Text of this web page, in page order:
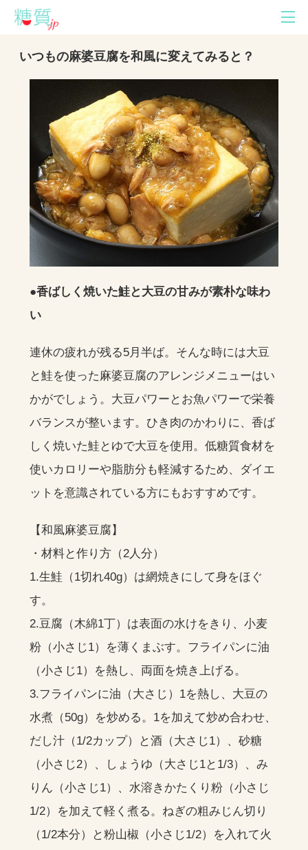
いつもの麻婆豆腐を和風に変えてみると？
●香ばしく焼いた鮭と大豆の甘みが素朴な味わ
い
連休の疲れが残る5月半ば。そんな時には大豆
と鮭を使った麻婆豆腐のアレンジメニューはい
かがでしょう。大豆パワーとお魚パワーで栄養
バランスが整います。ひき肉のかわりに、香ば
しく焼いた鮭とゆで大豆を使用。低糖質食材を
使いカロリーや脂肪分も軽減するため、ダイエ
ットを意識されている方にもおすすめです。
【和風麻婆豆腐】
・材料と作り方（2人分）
1.生鮭（1切れ40g）は網焼きにして身をほぐ
す。
2.豆腐（木綿1丁）は表面の水けをきり、小麦
粉（小さじ1）を薄くまぶす。フライパンに油
（小さじ1）を熱し、両面を焼き上げる。
3.フライパンに油（大さじ）1を熱し、大豆の
水煮（50g）を炒める。1を加えて炒め合わせ、
だし汁（1/2カップ）と酒（大さじ1）、砂糖
（小さじ2）、しょうゆ（大さじ1と1/3）、み
りん（小さじ1）、水溶きかたくり粉（小さじ
1/2）を加えて軽く煮る。ねぎの粗みじん切り
（1/2本分）と粉山椒（小さじ1/2）を入れて火